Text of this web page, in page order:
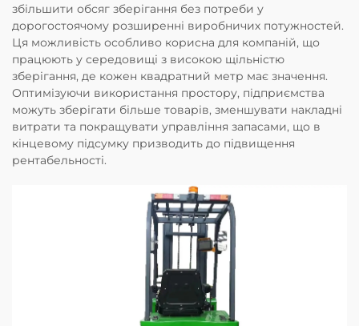
збільшити обсяг зберігання без потреби у
дорогостоячому розширенні виробничих потужностей.
Ця можливість особливо корисна для компаній, що
працюють у середовищі з високою щільністю
зберігання, де кожен квадратний метр має значення.
Оптимізуючи використання простору, підприємства
можуть зберігати більше товарів, зменшувати накладні
витрати та покращувати управління запасами, що в
кінцевому підсумку призводить до підвищення
рентабельності.